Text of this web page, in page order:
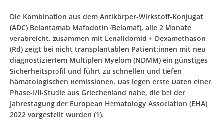
Die Kombination aus dem Antikörper-Wirkstoff-Konjugat
(ADC) Belantamab Mafodotin (Belamaf), alle 2 Monate
verabreicht, zusammen mit Lenalidomid + Dexamethason
(Rd) zeigt bei nicht transplantablen Patient:innen mit neu
diagnostiziertem Multiplen Myelom (NDMM) ein günstiges
Sicherheitsprofil und führt zu schnellen und tiefen
hämatologischen Remissionen. Das legen erste Daten einer
Phase-I/II-Studie aus Griechenland nahe, die bei der
Jahrestagung der European Hematology Association (EHA)
2022 vorgestellt wurden (1).